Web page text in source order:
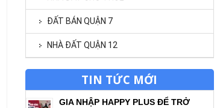
ĐẤT BÁN QUẬN 7
NHÀ ĐẤT QUẬN 12
TIN TỨC MỚI
GIA NHẬP HAPPY PLUS ĐỂ TRỞ